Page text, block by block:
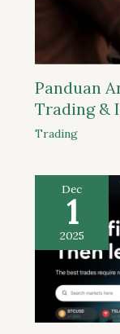
Panduan
Trading &
Trading
Dec
1
2025